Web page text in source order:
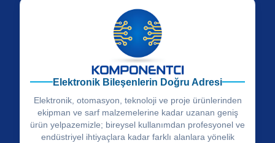
Elektronik Bileşenlerin Doğru Adresi
Elektronik, otomasyon, teknoloji ve proje ürünlerinden
ekipman ve sarf malzemelerine kadar uzanan geniş
ürün yelpazemizle; bireysel kullanımdan profesyonel ve
endüstriyel ihtiyaçlara kadar farklı alanlara yönelik